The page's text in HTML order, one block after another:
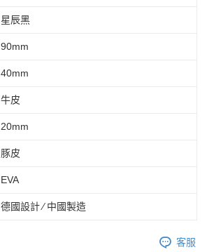
星辰黑
90mm
40mm
牛皮
20mm
豚皮
EVA
德國設計 ∕ 中國製造
客服